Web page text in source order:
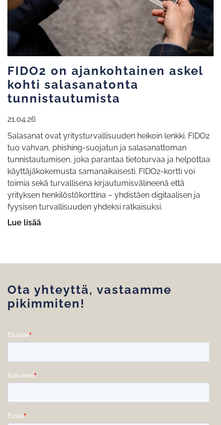
FIDO2 on ajankohtainen askel
kohti salasanatonta
tunnistautumista
21.04.26
Salasanat ovat yritysturvallisuuden heikoin lenkki. FIDO2
tuo vahvan, phishing-suojatun ja salasanattoman
tunnistautumisen, joka parantaa tietoturvaa ja helpottaa
käyttäjäkokemusta samanaikaisesti. FIDO2-kortti voi
toimia sekä turvallisena kirjautumisvälineenä että
yrityksen henkilöstökorttina – yhdistäen digitaalisen ja
fyysisen turvallisuuden yhdeksi ratkaisuksi.
Lue lisää
Ota yhteyttä, vastaamme
pikimmiten!